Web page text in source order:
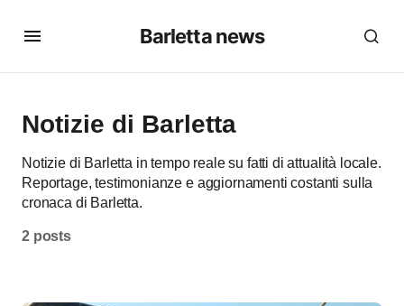
Barletta news
Notizie di Barletta
Notizie di Barletta in tempo reale su fatti di attualità locale.
Reportage, testimonianze e aggiornamenti costanti sulla
cronaca di Barletta.
2 posts